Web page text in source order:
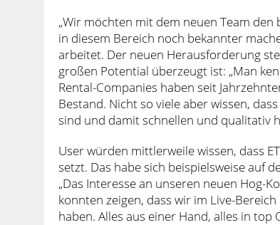
„Wir möchten mit dem neuen Team
in diesem Bereich noch bekannter
arbeitet. Der neuen Herausforderung
großen Potential überzeugt ist: „Man
Rental-Companies haben seit
Bestand. Nicht so viele aber wissen,
sind und damit schnellen und qualitativ
User würden mittlerweile wissen, dass
setzt. Das habe sich beispielsweise auf
„Das Interesse an unseren neuen Hog-
konnten zeigen, dass wir im Live-
haben. Alles aus einer Hand, alles in top